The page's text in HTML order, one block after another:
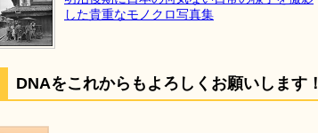
した貴重なモノクロ写真集
DNAをこれからもよろしくお願いします！